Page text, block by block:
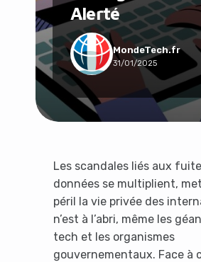
Alerté
MondeTech.fr
31/01/2025
Les scandales liés aux
données se multiplient,
péril la vie privée des
n’est à l’abri, même les
tech et les organismes
gouvernementaux. Face à
Social &
Tech &
Travail &
Voyage